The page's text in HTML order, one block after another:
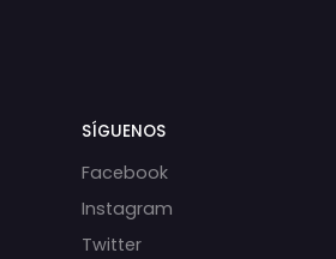
SÍGUENOS
Facebook
Instagram
Twitter